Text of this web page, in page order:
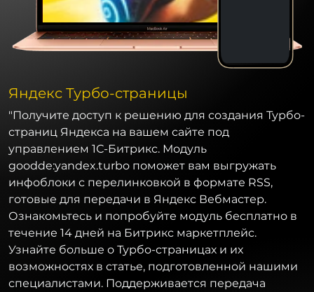
Яндекс Турбо-страницы
"Получите доступ к решению для создания Турбо-
страниц Яндекса на вашем сайте под
управлением 1С-Битрикс. Модуль
goodde:yandex.turbo поможет вам выгружать
инфоблоки с перелинковкой в формате RSS,
готовые для передачи в Яндекс Вебмастер.
Ознакомьтесь и попробуйте модуль бесплатно в
течение 14 дней на Битрикс маркетплейс.
Узнайте больше о Турбо-страницах и их
возможностях в статье, подготовленной нашими
специалистами. Поддерживается передача